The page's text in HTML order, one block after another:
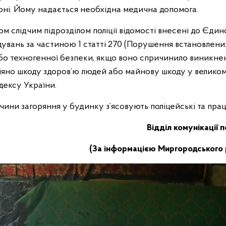
Йому надається необхідна медична допомога.
слідчим підрозділом поліції відомості внесені до
за частиною 1 статті 270 (Порушення
техногенної безпеки, якщо воно спричинило
шкоду здоров’ю людей або майнову шкоду у
України.
загоряння у будинку з’ясовують поліцейські та
Відділ комунікації
(За інформацією Миргородського